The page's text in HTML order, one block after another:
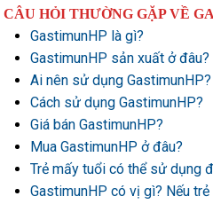
CÂU HỎI THƯỜNG GẶP VỀ
GastimunHP là gì?
GastimunHP sản xuất ở đâu?
Ai nên sử dụng GastimunHP?
Cách sử dụng GastimunHP?
Giá bán GastimunHP?
Mua GastimunHP ở đâu?
Trẻ mấy tuổi có thể sử dụng
GastimunHP có vị gì? Nếu